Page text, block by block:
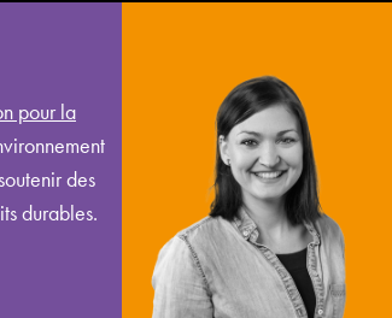
pour la
des
durables.
Sandra Neu
responsable grands comptes
événement & restauration /
administration